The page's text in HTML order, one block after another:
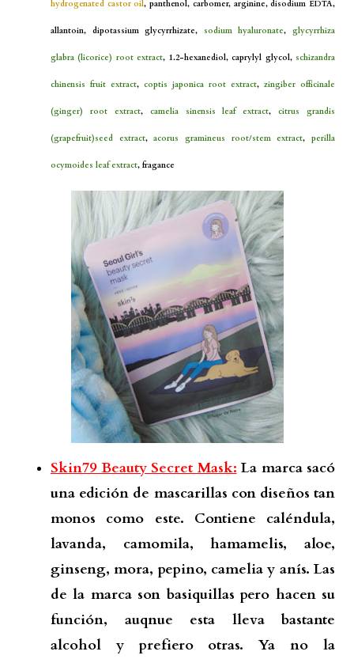
hydrogenated castor oil, panthenol, carbomer, arginine, disodium EDTA,
allantoin, dipotassium glycyrrhizate, sodium hyaluronate,glycyrrhiza
glabra (licorice) root extract, 1.2-hexanediol, caprylyl glycol, schizandra
chinensis fruit extract, coptis japonica root extract, zingiber officinale
(ginger) root extract, camelia sinensis leaf extract,citrus grandis
(grapefruit)seed extract,acorus gramineus root/stem extract,perilla
ocymoides leaf extract, fragance
Skin79 Beauty Secret Mask: La marca sacó
una edición de mascarillas con diseños tan
monos como este. Contiene caléndula,
lavanda, camomila, hamamelis, aloe,
ginseng, mora, pepino, camelia y anís. Las
de la marca son basiquillas pero hacen su
función, auqnue esta lleva bastante
alcohol y prefiero otras. Ya no la